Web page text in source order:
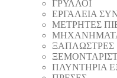
ΓΡΥΛΛΟΙ
ΕΡΓΑΛΕΙΑ
ΜΕΤΡΗΤΕΣ
ΞΑΠΛΩΣΤΡΕΣ
ΠΛΥΝΤΗΡΙΑ